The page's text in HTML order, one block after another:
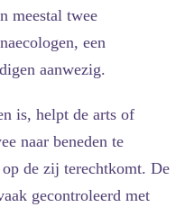
meestal twee
een
aanwezig.
is, helpt de arts of
naar beneden te
de zij terechtkomt. De
gecontroleerd met